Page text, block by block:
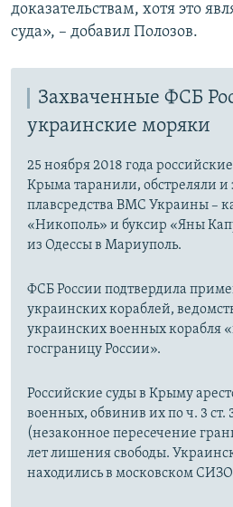
доказательствам, хотя это
суда», – добавил Полозов.
Захваченные ФСБ
украинские моряки
25 ноября 2018 года
Крыма таранили, обстреляли и
плавсредства ВМС Украины –
«Никополь» и буксир «Яны
из Одессы в Мариуполь.
ФСБ России подтвердила
украинских кораблей,
украинских военных корабля
госграницу России».
Российские суды в Крыму
военных, обвинив их по ч. 3 ст.
(незаконное пересечение
лет лишения свободы.
находились в московском